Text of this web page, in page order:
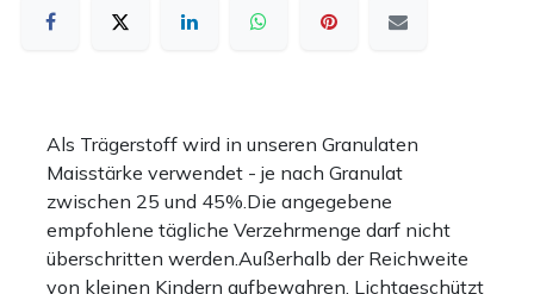
Als Trägerstoff wird in unseren Granulaten
Maisstärke verwendet - je nach Granulat
zwischen 25 und 45%.Die angegebene
empfohlene tägliche Verzehrmenge darf nicht
überschritten werden.Außerhalb der Reichweite
von kleinen Kindern aufbewahren. Lichtgeschützt